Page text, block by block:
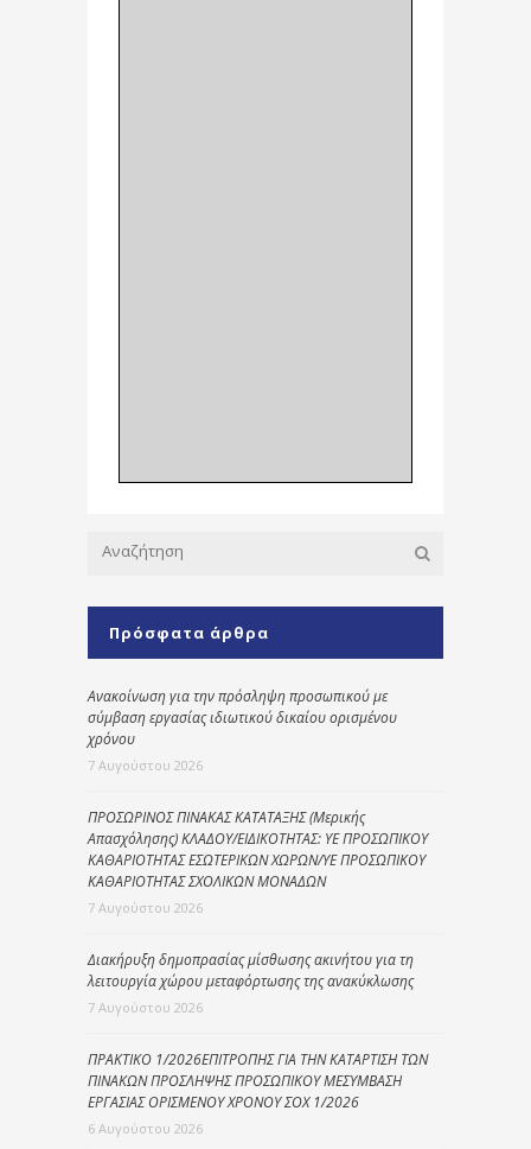
Πρόσφατα άρθρα
Ανακοίνωση για την πρόσληψη προσωπικού με
σύμβαση εργασίας ιδιωτικού δικαίου ορισμένου
χρόνου
7 Αυγούστου 2026
ΠΡΟΣΩΡΙΝΟΣ ΠΙΝΑΚΑΣ ΚΑΤΑΤΑΞΗΣ (Μερικής
Απασχόλησης) ΚΛΑΔΟΥ/ΕΙΔΙΚΟΤΗΤΑΣ: ΥΕ ΠΡΟΣΩΠΙΚΟΥ
ΚΑΘΑΡΙΟΤΗΤΑΣ ΕΣΩΤΕΡΙΚΩΝ ΧΩΡΩΝ/ΥΕ ΠΡΟΣΩΠΙΚΟΥ
ΚΑΘΑΡΙΟΤΗΤΑΣ ΣΧΟΛΙΚΩΝ ΜΟΝΑΔΩΝ
7 Αυγούστου 2026
Διακήρυξη δημοπρασίας μίσθωσης ακινήτου για τη
λειτουργία χώρου μεταφόρτωσης της ανακύκλωσης
7 Αυγούστου 2026
ΠΡΑΚΤΙΚΟ 1/2026ΕΠΙΤΡΟΠΗΣ ΓΙΑ ΤΗΝ ΚΑΤΑΡΤΙΣΗ ΤΩΝ
ΠΙΝΑΚΩΝ ΠΡΟΣΛΗΨΗΣ ΠΡΟΣΩΠΙΚΟΥ ΜΕΣΥΜΒΑΣΗ
ΕΡΓΑΣΙΑΣ ΟΡΙΣΜΕΝΟΥ ΧΡΟΝΟΥ ΣΟΧ 1/2026
6 Αυγούστου 2026